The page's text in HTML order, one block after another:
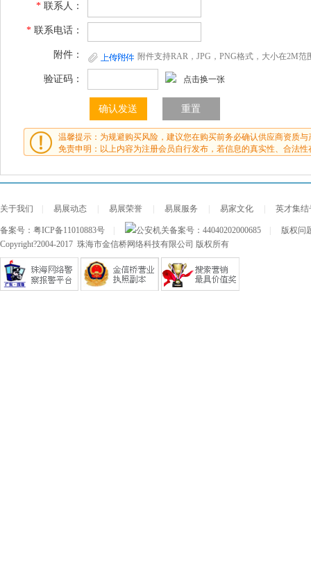
* 联系人：
* 联系电话：
附件： 附件支持RAR，JPG，PNG格式，大小在2M范
验证码： 点击换一张
温馨提示：为规避购买风险，建议您在购买前务必确认供应商资质与
免责申明：以上内容为注册会员自行发布，若信息的真实性、合法性
关于我们 易展动态 易展荣誉 易展服务 易家文化 英才集结
备案号： 粤ICP备11010883号 公安机关备案号： 44040202000685
版权问
Copyright?2004-2017 珠海市金信桥网络科技有限公司 版权所有